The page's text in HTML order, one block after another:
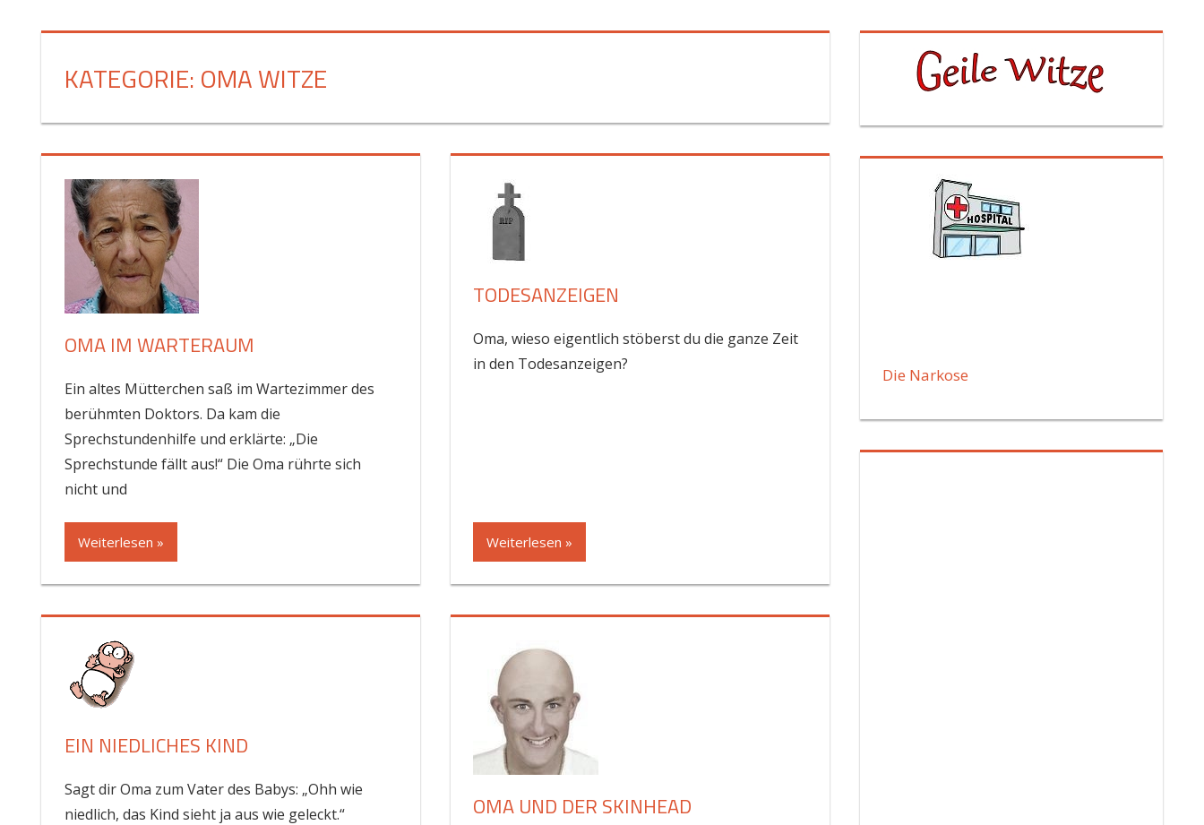
KATEGORIE: OMA WITZE
OMA IM WARTERAUM
Ein altes Mütterchen saß im Wartezimmer des
berühmten Doktors. Da kam die
Sprechstundenhilfe und erklärte: „Die
Sprechstunde fällt aus!“ Die Oma rührte sich
nicht und
Weiterlesen »
TODESANZEIGEN
Oma, wieso eigentlich stöberst du die ganze Zeit
in den Todesanzeigen?
Weiterlesen »
EIN NIEDLICHES KIND
Sagt dir Oma zum Vater des Babys: „Ohh wie
niedlich, das Kind sieht ja aus wie geleckt.“
OMA UND DER SKINHEAD
Die Narkose